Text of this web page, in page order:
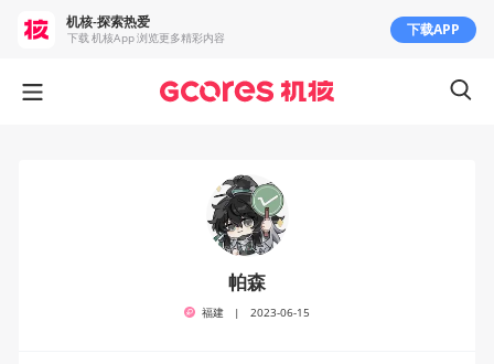
帕森
福建 | 2023-06-15
机核-探索热爱
下载 机核App 浏览更多精彩内容 下载APP